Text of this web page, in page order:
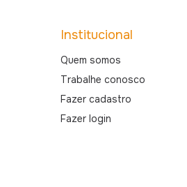
Institucional
Quem somos
Trabalhe conosco
Fazer cadastro
Fazer login